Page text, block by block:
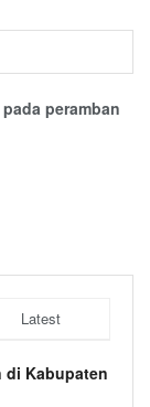
peramban
Latest
di Kabupaten